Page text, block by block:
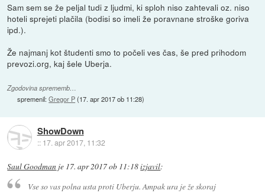
Sam sem se že peljal tudi z ljudmi, ki sploh niso zahtevali oz. niso
hoteli sprejeti plačila (bodisi so imeli že poravnane stroške goriva
ipd.).
Že najmanj kot študenti smo to počeli ves čas, še pred prihodom
prevozi.org, kaj šele Uberja.
Zgodovina sprememb…
spremenil:Gregor P(17. apr 2017 ob 11:28)
ShowDown
:: 17. apr 2017, 11:32
Saul Goodman je 17. apr 2017 ob 11:18izjavil:
Vse so vas polna usta proti Uberju. Ampak ura je že skoraj